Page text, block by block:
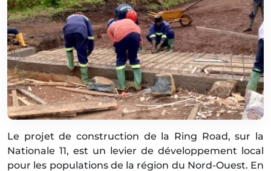
Le projet de construction de la Ring Road, sur la
Nationale 11, est un levier de développement local
pour les populations de la région du Nord-Ouest. En